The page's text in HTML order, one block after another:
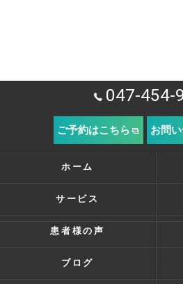
047-454-
ご予約はこちら お問
ホーム
サービス
患者様の声
ブログ